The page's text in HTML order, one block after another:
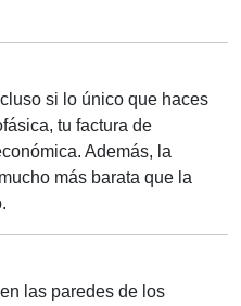
si lo único que haces
tu factura de
Además, la
más barata que la
las paredes de los